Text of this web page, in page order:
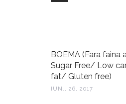
BOEMA (Fara faina
Sugar Free/ Low
fat/ Gluten free)
IUN., 26, 2017